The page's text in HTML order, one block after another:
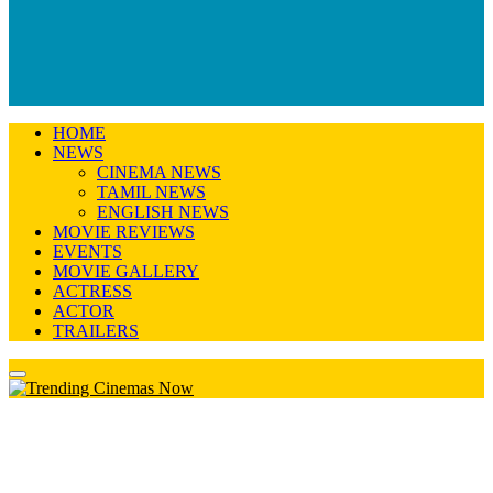
HOME
NEWS
CINEMA NEWS
TAMIL NEWS
ENGLISH NEWS
MOVIE REVIEWS
EVENTS
MOVIE GALLERY
ACTRESS
ACTOR
TRAILERS
Primary
Menu